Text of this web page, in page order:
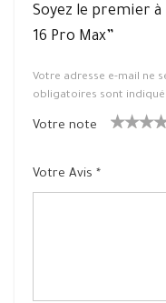
Soyez le premier à
16 Pro Max”
Votre adresse e-mail ne
obligatoires sont
Votre note
oil
sur
Votre Avis *